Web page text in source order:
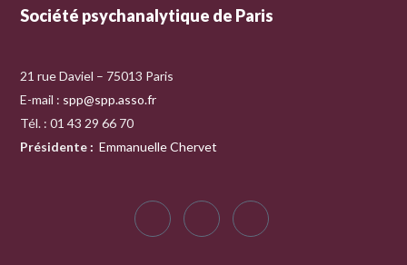
Société psychanalytique de Paris
21 rue Daviel – 75013 Paris
E-mail : spp@spp.asso.fr
Tél. : 01 43 29 66 70
Présidente : Emmanuelle Chervet